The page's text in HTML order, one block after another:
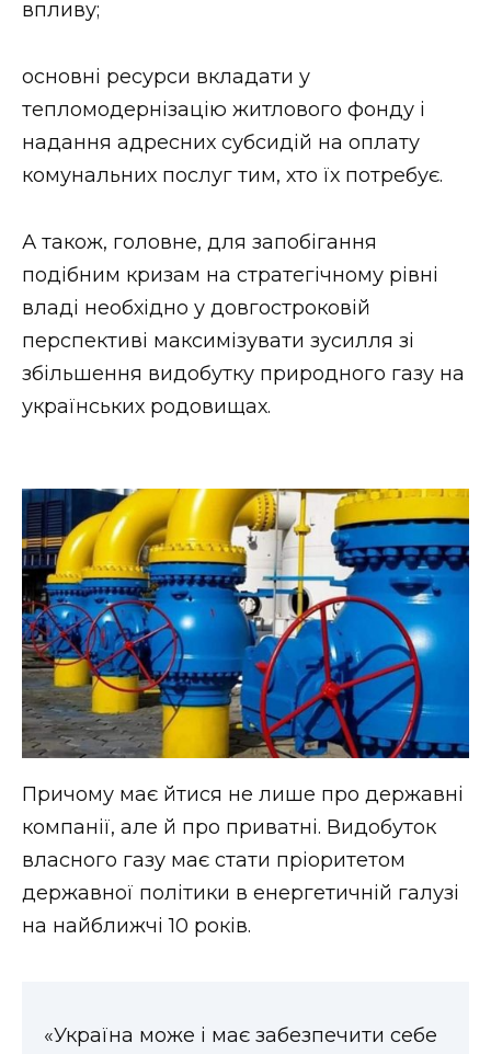
впливу;
основні ресурси вкладати у
тепломодернізацію житлового фонду і
надання адресних субсидій на оплату
комунальних послуг тим, хто їх потребує.
А також, головне, для запобігання
подібним кризам на стратегічному рівні
владі необхідно у довгостроковій
перспективі максимізувати зусилля зі
збільшення видобутку природного газу на
українських родовищах.
Причому має йтися не лише про державні
компанії, але й про приватні. Видобуток
власного газу має стати пріоритетом
державної політики в енергетичній галузі
на найближчі 10 років.
«Україна може і має забезпечити себе